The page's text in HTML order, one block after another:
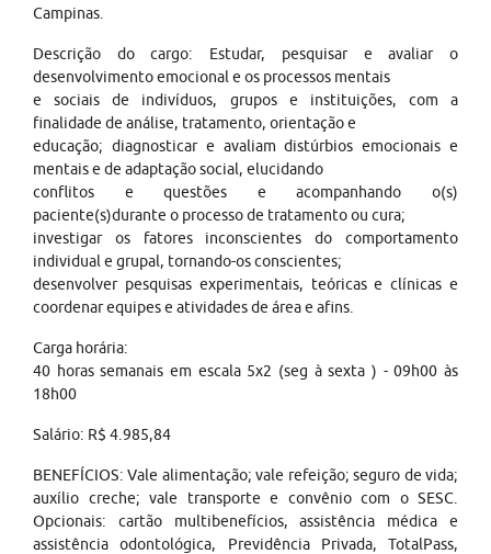
Campinas.
Descrição do cargo: Estudar, pesquisar e avaliar o
desenvolvimento emocional e os processos mentais
e sociais de indivíduos, grupos e instituições, com a
finalidade de análise, tratamento, orientação e
educação; diagnosticar e avaliam distúrbios emocionais e
mentais e de adaptação social, elucidando
conflitos e questões e acompanhando o(s)
paciente(s)durante o processo de tratamento ou cura;
investigar os fatores inconscientes do comportamento
individual e grupal, tornando-os conscientes;
desenvolver pesquisas experimentais, teóricas e clínicas e
coordenar equipes e atividades de área e afins.
Carga horária:
40 horas semanais em escala 5x2 (seg à sexta ) - 09h00 às
18h00
Salário: R$ 4.985,84
BENEFÍCIOS: Vale alimentação; vale refeição; seguro de vida;
auxílio creche; vale transporte e convênio com o SESC.
Opcionais: cartão multibenefícios, assistência médica e
assistência odontológica, Previdência Privada, TotalPass,